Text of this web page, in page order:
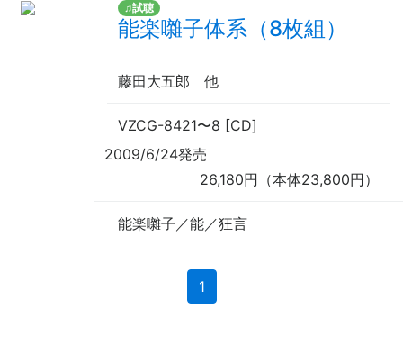
♫試聴
能楽囃子体系（8枚組）
藤田大五郎 他
VZCG-8421〜8 [CD]
2009/6/24発売
26,180円（本体23,800円）
能楽囃子／能／狂言
1(current)